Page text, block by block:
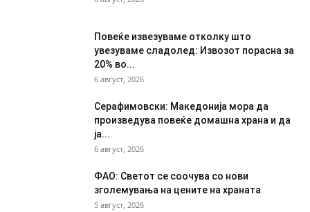
Повеќе извезуваме отколку што
увезуваме сладолед: Извозот порасна за
20% во...
6 август, 2026
Серафимовски: Македонија мора да
произведува повеќе домашна храна и да
ја...
6 август, 2026
ФАО: Светот се соочува со нови
зголемувања на цените на храната
5 август, 2026